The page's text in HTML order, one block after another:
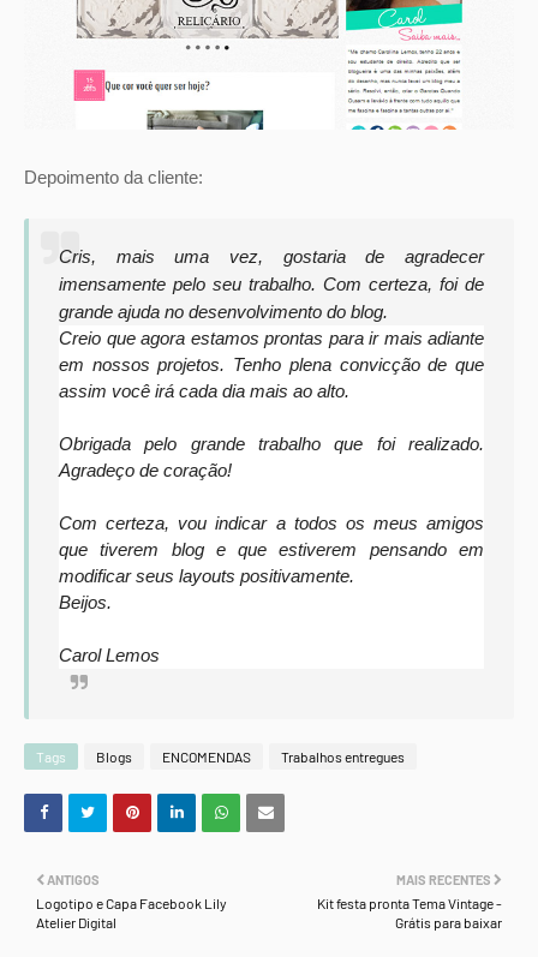
Depoimento da cliente:
Cris, mais uma vez, gostaria de agradecer
imensamente pelo seu trabalho. Com certeza, foi de
grande ajuda no desenvolvimento do blog.
Creio que agora estamos prontas para ir mais adiante
em nossos projetos. Tenho plena convicção de que
assim você irá cada dia mais ao alto.
Obrigada pelo grande trabalho que foi realizado.
Agradeço de coração!
Com certeza, vou indicar a todos os meus amigos
que tiverem blog e que estiverem pensando em
modificar seus layouts positivamente.
Beijos.
Carol Lemos
Tags Blogs ENCOMENDAS Trabalhos entregues
MAIS RECENTES
Kit festa pronta Tema Vintage -
Grátis para baixar
ANTIGOS
Logotipo e Capa Facebook Lily
Atelier Digital